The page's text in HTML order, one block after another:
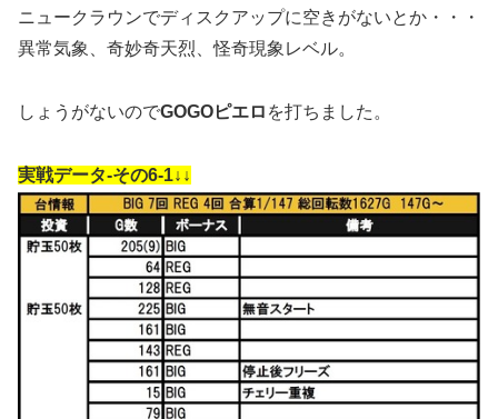
ニュークラウンでディスクアップに空きがないとか・・・
異常気象、奇妙奇天烈、怪奇現象レベル。
しょうがないのでGOGOピエロ を打ちました。
実戦データ-その6-1↓↓